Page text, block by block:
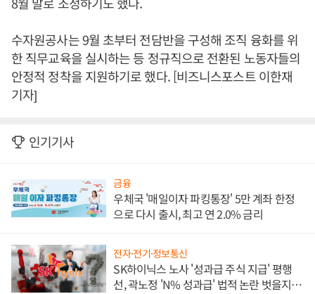
수자원공사는 9월 초부터 전담반을 구성해 조직 융화를 위
한 직무교육을 실시하는 등 정규직으로 전환된 노동자들의
안정적 정착을 지원하기로 했다. [비즈니스포스트 이한재
기자]
인기기사
금융
우체국 '매일이자 파킹통장' 5만 계좌 한정
으로 다시 출시, 최고 연 2.0% 금리
전자·전기·정보통신
SK하이닉스 노사 '성과급 주식 지급' 평행
선, 곽노정 'N% 성과급' 법적 논란 벗을지 주